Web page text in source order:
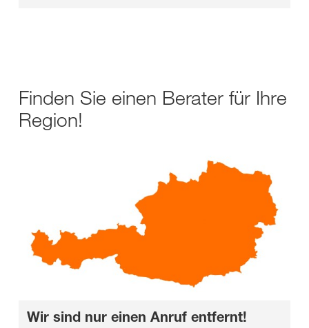
Finden Sie einen Berater für Ihre
Region!
Wir sind nur einen Anruf entfernt!